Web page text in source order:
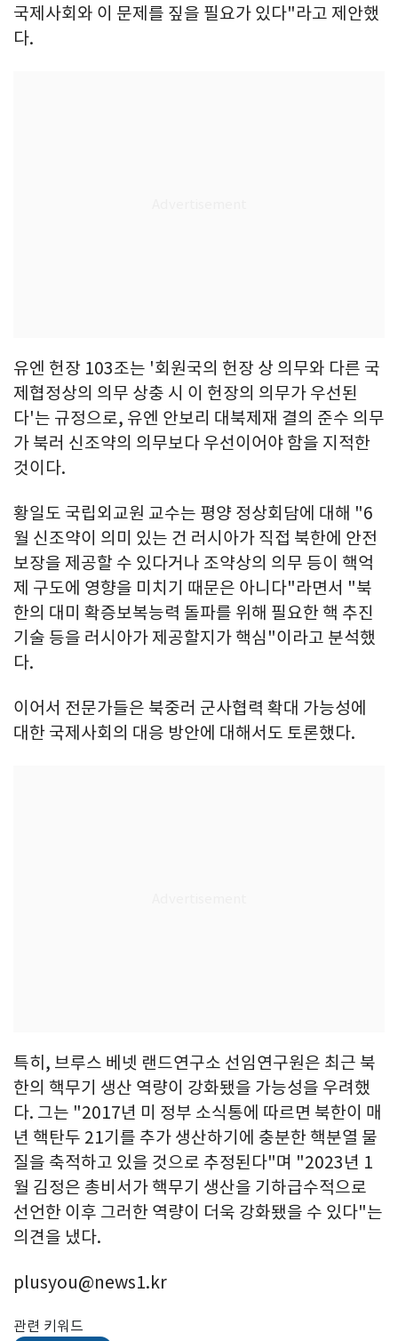
국제사회와 이 문제를 짚을 필요가 있다"라고 제안했
다.
유엔 헌장 103조는 '회원국의 헌장 상 의무와 다른 국
제협정상의 의무 상충 시 이 헌장의 의무가 우선된
다'는 규정으로, 유엔 안보리 대북제재 결의 준수 의무
가 북러 신조약의 의무보다 우선이어야 함을 지적한
것이다.
황일도 국립외교원 교수는 평양 정상회담에 대해 "6
월 신조약이 의미 있는 건 러시아가 직접 북한에 안전
보장을 제공할 수 있다거나 조약상의 의무 등이 핵억
제 구도에 영향을 미치기 때문은 아니다"라면서 "북
한의 대미 확증보복능력 돌파를 위해 필요한 핵 추진
기술 등을 러시아가 제공할지가 핵심"이라고 분석했
다.
이어서 전문가들은 북중러 군사협력 확대 가능성에
대한 국제사회의 대응 방안에 대해서도 토론했다.
특히, 브루스 베넷 랜드연구소 선임연구원은 최근 북
한의 핵무기 생산 역량이 강화됐을 가능성을 우려했
다. 그는 "2017년 미 정부 소식통에 따르면 북한이 매
년 핵탄두 21기를 추가 생산하기에 충분한 핵분열 물
질을 축적하고 있을 것으로 추정된다"며 "2023년 1
월 김정은 총비서가 핵무기 생산을 기하급수적으로
선언한 이후 그러한 역량이 더욱 강화됐을 수 있다"는
의견을 냈다.
plusyou@news1.kr
관련 키워드